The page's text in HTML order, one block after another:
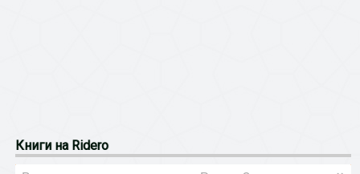
Книги на Ridero